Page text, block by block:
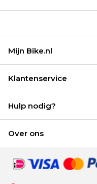
Mijn Bike.nl
Klantenservice
Hulp nodig?
Over ons